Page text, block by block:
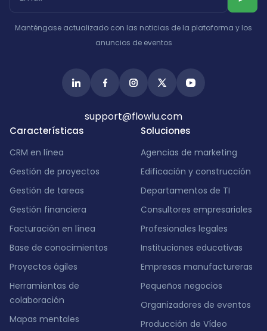
Características
CRM en línea
Gestión de proyectos
Gestión de tareas
Gestión financiera
Facturación en línea
Base de conocimientos
Proyectos ágiles
Herramientas de
colaboración
Mapas mentales
Soluciones
Agencias de marketing
Edificación y construcción
Departamentos de TI
Consultores empresariales
Profesionales legales
Instituciones educativas
Empresas manufactureras
Pequeños negocios
Organizadores de eventos
Producción de Vídeo
Manténgase actualizado con las noticias de la plataforma y los
anuncios de eventos
support@flowlu.com